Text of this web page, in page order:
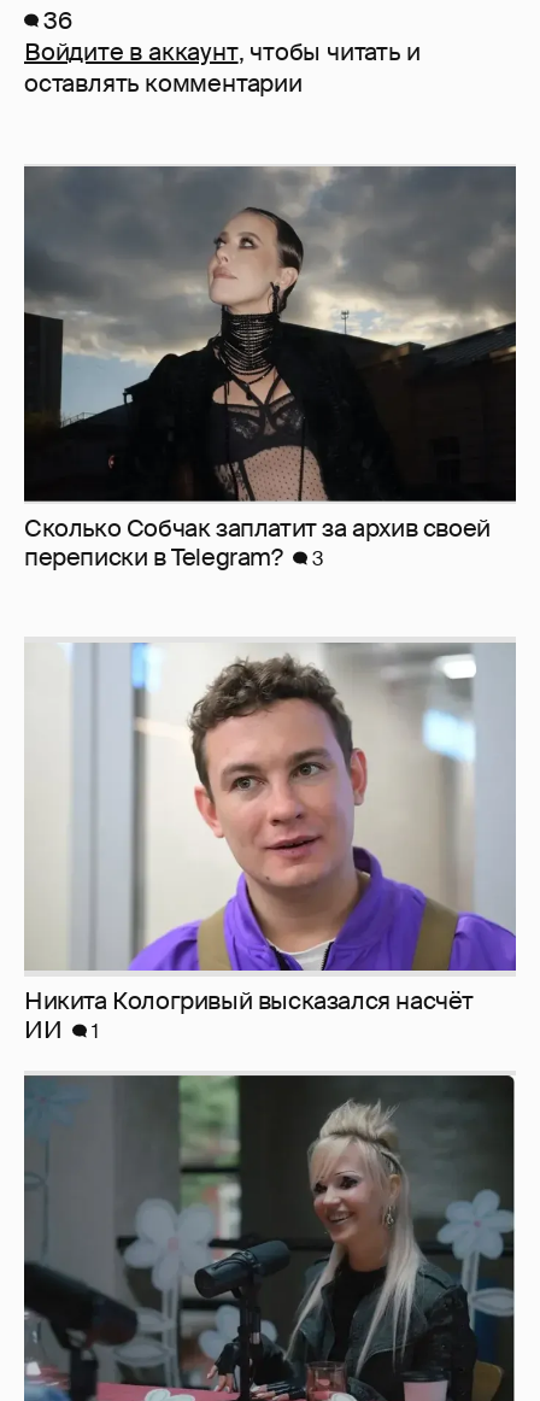
36
Войдите в аккаунт, чтобы читать и
оставлять комментарии
Сколько Собчак заплатит за архив своей
перeписки в Telegram?
3
Никита Кологривый высказался насчёт
ИИ
1